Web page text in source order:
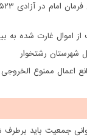
شهرستان رشتخوار
اعمال ممنوع
جمعیت باید برطرف